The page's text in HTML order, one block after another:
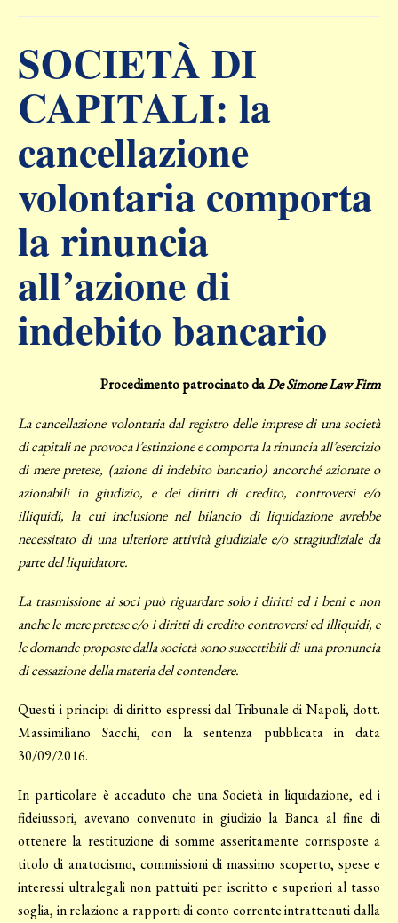
SOCIETÀ DI
CAPITALI: la
cancellazione
volontaria comporta
la rinuncia
all’azione di
indebito bancario
Procedimento patrocinato daDe Simone Law Firm
La cancellazione volontaria dal registro delle imprese di una società
di capitali ne provoca l’estinzione e comporta la rinuncia all’esercizio
di mere pretese, (azione di indebito bancario) ancorché azionate o
azionabili in giudizio, e dei diritti di credito, controversi e/o
illiquidi, la cui inclusione nel bilancio di liquidazione avrebbe
necessitato di una ulteriore attività giudiziale e/o stragiudiziale da
parte del liquidatore.
La trasmissione ai soci può riguardare solo i diritti ed i beni e non
anche le mere pretese e/o i diritti di credito controversi ed illiquidi, e
le domande proposte dalla società sono suscettibili di una pronuncia
di cessazione della materia del contendere.
Questi i principi di diritto espressi dal Tribunale di Napoli, dott.
Massimiliano Sacchi, con la sentenza pubblicata in data
30/09/2016.
In particolare è accaduto che una Società in liquidazione, ed i
fideiussori, avevano convenuto in giudizio la Banca al fine di
ottenere la restituzione di somme asseritamente corrisposte a
titolo di anatocismo, commissioni di massimo scoperto, spese e
interessi ultralegali non pattuiti per iscritto e superiori al tasso
soglia, in relazione a rapporti di conto corrente intrattenuti dalla